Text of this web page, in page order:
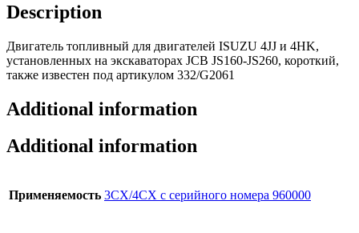
Description
Двигатель топливный для двигателей ISUZU 4JJ и 4HK,
установленных на экскаваторах JCB JS160-JS260, короткий,
также известен под артикулом 332/G2061
Additional information
Additional information
Применяемость 3СX/4CX с серийного номера 960000